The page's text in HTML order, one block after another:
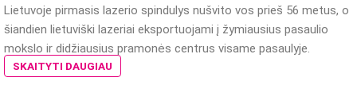
Lietuvoje pirmasis lazerio spindulys nušvito vos prieš 56 metus, o
šiandien lietuviški lazeriai eksportuojami į žymiausius pasaulio
mokslo ir didžiausius pramonės centrus visame pasaulyje.
SKAITYTI DAUGIAU